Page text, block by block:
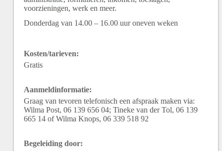
voorzieningen, werk en meer.
Donderdag van 14.00 – 16.00 uur oneven weken
Kosten/tarieven:
Gratis
Aanmeldinformatie:
Graag van tevoren telefonisch een afspraak maken via:
Wilma Post, 06 139 656 04; Tineke van der Tol, 06 139
665 14 of Wilma Knops, 06 339 518 92
Begeleiding door: